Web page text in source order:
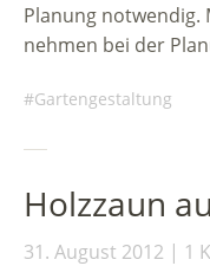
Planung notwendig.
nehmen bei der
Gartengestaltung
Holzzaun
31. August 2012 1